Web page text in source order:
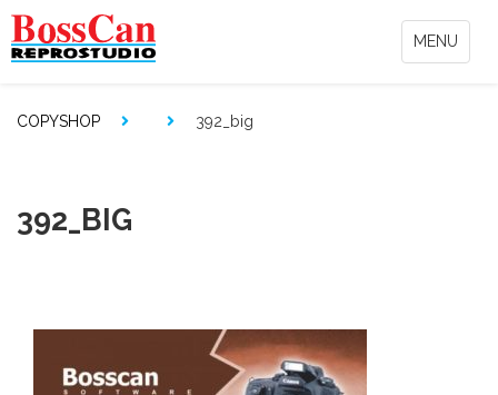
MENU
COPYSHOP 392_big
392_BIG